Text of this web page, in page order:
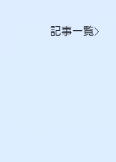
記事一覧